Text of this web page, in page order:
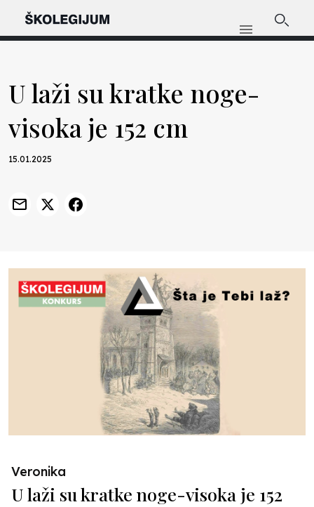
U laži su kratke noge-
visoka je 152 cm
15.01.2025
Veronika
U laži su kratke noge-visoka je 152